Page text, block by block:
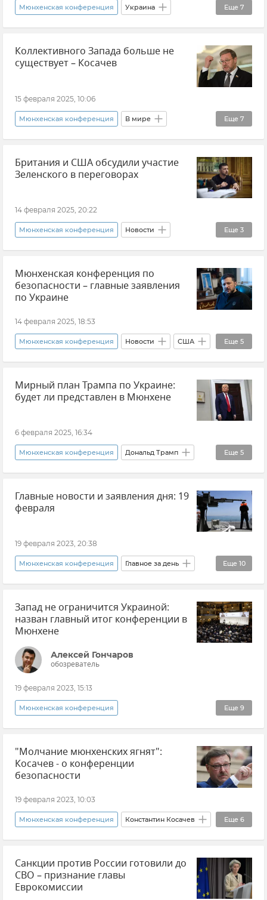
Еще 7
Мюнхенская конференция Украина
Владимир Зеленский Выборы
Выборы на Украине Политика
Коллективного Запада больше не
существует – Косачев
15 февраля 2025, 10:06
Еще 7
Мюнхенская конференция В мире
Политика Мнения
Константин Косачев Коллективный Запад
Новости
Британия и США обсудили участие
Зеленского в переговорах
14 февраля 2025, 20:22
Еще 3
Мюнхенская конференция Новости
Владимир Зеленский Политика
Украина
Мюнхенская конференция по
безопасности – главные заявления
по Украине
14 февраля 2025, 18:53
Еще 5
Мюнхенская конференция Новости США
Джей Ди Вэнс Украина
Европейский Союз (ЕС) Политика
Германия
Мирный план Трампа по Украине:
будет ли представлен в Мюнхене
6 февраля 2025, 16:34
Еще 5
Мюнхенская конференция Дональд Трамп
Кит Келлог Новости В мире
Политика Украина
Главные новости и заявления дня: 19
февраля
19 февраля 2023, 20:38
Еще 10
Мюнхенская конференция Главное за день
Новости Новости Крыма Крым
ЧП на Крымском мосту
Владимир Путин (политик)
Послание Федеральному Собранию
Новости СВО
Национализация в Крыму
Землетрясение в Турции и Сирии
Запад не ограничится Украиной:
назван главный итог конференции в
Мюнхене
Алексей Гончаров
обозреватель
19 февраля 2023, 15:13
Еще 9
Мюнхенская конференция
Эксклюзивы РИА Новости Крым
Игорь Шатров НАТО Политика
Мнения В мире
"Молчание мюнхенских ягнят":
Косачев - о конференции
безопасности
19 февраля 2023, 10:03
Еще 6
Мюнхенская конференция Константин Косачев
Политика НАТО В мире
Германия Россия
Санкции против России готовили до
СВО – признание главы
Еврокомиссии